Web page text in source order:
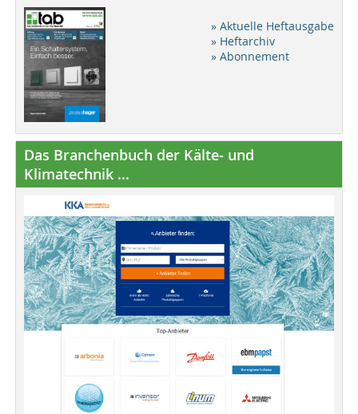
» Aktuelle Heftausgabe
» Heftarchiv
» Abonnement
Das Branchenbuch der Kälte- und
Klimatechnik ...